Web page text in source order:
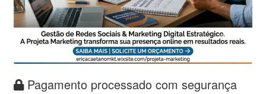
Pagamento processado com segurança